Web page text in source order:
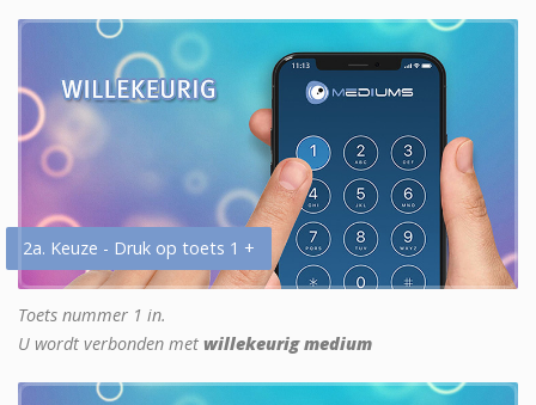
2a. Keuze - Druk op toets 1 +
Toets nummer 1 in.
U wordt verbonden met willekeurig medium